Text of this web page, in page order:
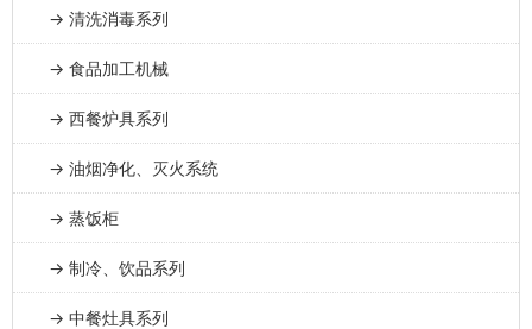
→ 清洗消毒系列
→ 食品加工机械
→ 西餐炉具系列
→ 油烟净化、灭火系统
→ 蒸饭柜
→ 制冷、饮品系列
→ 中餐灶具系列